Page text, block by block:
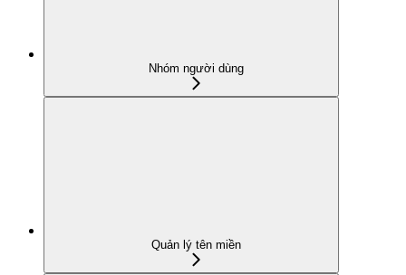
Nhóm người dùng
Quản lý tên miền